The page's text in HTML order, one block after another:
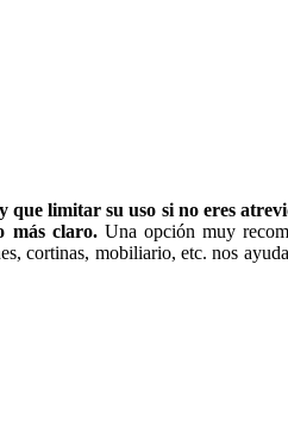
que limitar su uso si no eres
más claro.Una opción muy
cortinas, mobiliario, etc. nos